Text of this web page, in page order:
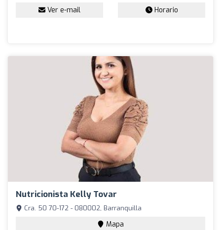
Ver e-mail Horario
Nutricionista Kelly Tovar
Cra. 50 70-172 - 080002, Barranquilla
Mapa